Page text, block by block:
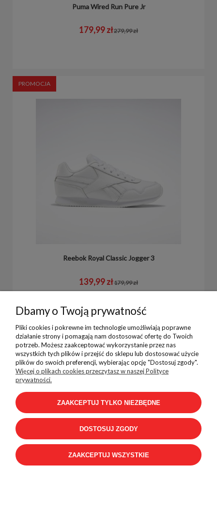
Puma Wired Run Pure Jr
179,99 zł279,99 zł
Reebok Royal Classic Jogger 3
139,99 zł179,99 zł
PROMOCJA
PROMOCJA
Dbamy o Twoją prywatność
Pliki cookies i pokrewne im technologie umożliwiają poprawne
działanie strony i pomagają nam dostosować ofertę do Twoich
potrzeb. Możesz zaakceptować wykorzystanie przez nas
wszystkich tych plików i przejść do sklepu lub dostosować użycie
plików do swoich preferencji, wybierając opcję "Dostosuj zgody".
Więcej o plikach cookies przeczytasz w naszej Polityce
prywatności.
ZAAKCEPTUJ TYLKO NIEZBĘDNE
DOSTOSUJ ZGODY
ZAAKCEPTUJ WSZYSTKIE